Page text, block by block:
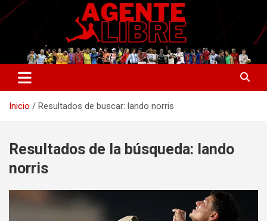
Saltar
al
Agente Libre Digital
La nueva generación del periodismo deportivo.
Inicio Resultados de buscar: lando norris
Resultados de la búsqueda: lando
norris